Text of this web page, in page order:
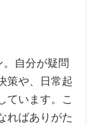
自分が疑問
策や、日常起
ています。こ
ればありがた